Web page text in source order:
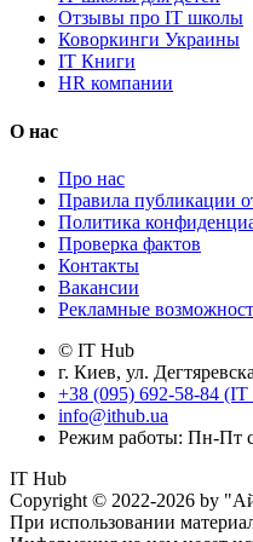
Отзывы про IT школы
Коворкинги Украины
IT Книги
HR компании
О нас
Про нас
Правила публикации
Политика
Проверка фактов
Контакты
Вакансии
Рекламные
© IT Hub
г. Киев, ул.
+38 (095) 692-58-84
info@ithub.ua
Режим работы: Пн-Пт
IT Hub
Copyright © 2022-2026 by
При использовании